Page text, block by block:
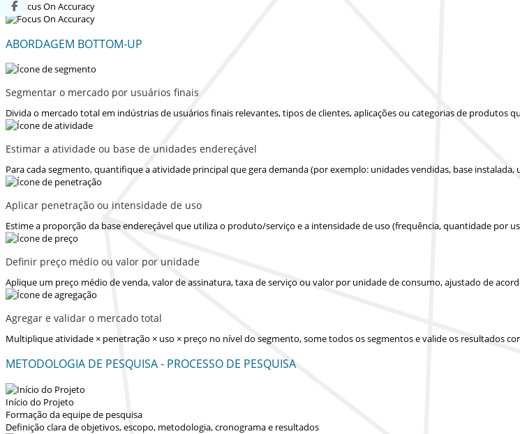
ABORDAGEM BOTTOM-UP
Segmentar o mercado por usuários finais
Divida o mercado total em indústrias de usuários finais relevantes, tipos de clientes, aplicações ou categorias de produtos
Estimar a atividade ou base de unidades endereçável
Para cada segmento, quantifique a atividade principal que gera demanda (por exemplo: unidades vendidas, base
Aplicar penetração ou intensidade de uso
Estime a proporção da base endereçável que utiliza o produto/serviço e a intensidade de uso (frequência, quantidade por
Definir preço médio ou valor por unidade
Aplique um preço médio de venda, valor de assinatura, taxa de serviço ou valor por unidade de consumo, ajustado de
Agregar e validar o mercado total
Multiplique atividade × penetração × uso × preço no nível do segmento, some todos os segmentos e valide os resultados
METODOLOGIA DE PESQUISA - PROCESSO DE PESQUISA
Início do Projeto
Formação da equipe de pesquisa
Definição clara de objetivos, escopo, metodologia, cronograma e resultados